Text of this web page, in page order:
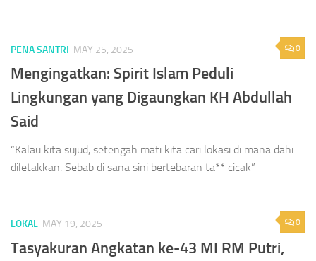
0
PENA SANTRI MAY 25, 2025
Mengingatkan: Spirit Islam Peduli
Lingkungan yang Digaungkan KH Abdullah
Said
“Kalau kita sujud, setengah mati kita cari lokasi di mana dahi
diletakkan. Sebab di sana sini bertebaran ta** cicak”
0
LOKAL MAY 19, 2025
Tasyakuran Angkatan ke-43 MI RM Putri,